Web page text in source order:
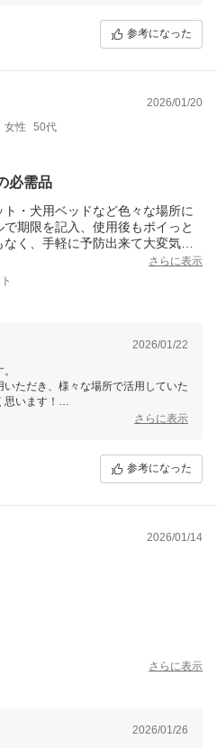
参考になった
2026/01/20
女性
50代
必需品
・犬用ベッドなど色々な場所に
期限を記入、使用後もポイっと
く、手軽に予防出来て大変気に
さらに表示
2026/01/22
ただき、様々な場所で活用していた
います！
る点が、お客様のお役に立てたようで
さらに表示
参考になった
2026/01/14
さらに表示
2026/01/26